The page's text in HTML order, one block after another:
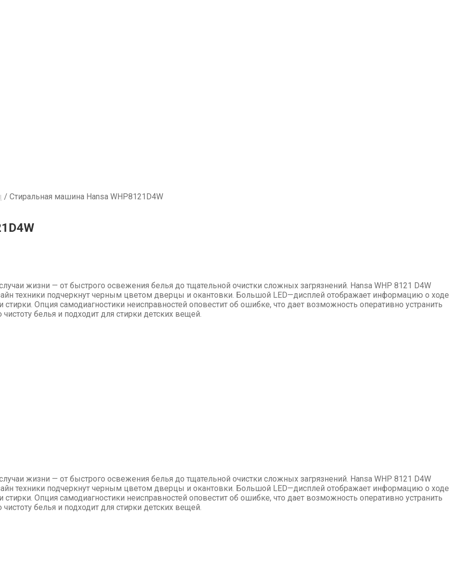
/ Стиральная машина Hansa WHP8121D4W
жизни — от быстрого освежения белья до тщательной очистки сложных загрязнений. Hansa WHP 8121 D4W
техники подчеркнут черным цветом дверцы и окантовки. Большой LED—дисплей отображает информацию о ходе
Опция самодиагностики неисправностей оповестит об ошибке, что дает возможность оперативно устранить
белья и подходит для стирки детских вещей.
жизни — от быстрого освежения белья до тщательной очистки сложных загрязнений. Hansa WHP 8121 D4W
техники подчеркнут черным цветом дверцы и окантовки. Большой LED—дисплей отображает информацию о ходе
Опция самодиагностики неисправностей оповестит об ошибке, что дает возможность оперативно устранить
белья и подходит для стирки детских вещей.